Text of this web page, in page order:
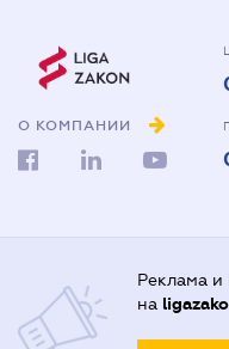
О КОМПАНИИ
Реклама и
на